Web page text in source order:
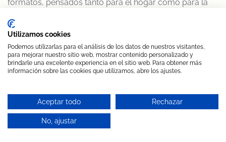
formatos, pensados tanto para el hogar como para la
Pieza entera con pata
cuchillo en celebraciones o eventos.
Deshuesado, cómodo para cortar en máquina o
Loncheado al vacío, en sobres individuales para
consumir cuando quieras sin perder calidad.
Consulta por WhatsApp
Utilizamos cookies
Podemos utilizarlas para el análisis de los datos de nuestros visitantes,
para mejorar nuestro sitio web, mostrar contenido personalizado y
brindarle una excelente experiencia en el sitio web. Para obtener más
información sobre las cookies que utilizamos, abre los ajustes.
Aceptar todo Rechazar
No, ajustar